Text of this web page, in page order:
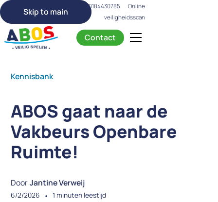
Skip to main
0184430785
Online
veiligheidsscan
Contact
Kennisbank
ABOS gaat naar de
Vakbeurs Openbare
Ruimte!
DoorJantine Verweij
6/2/2026 • 1 minuten leestijd